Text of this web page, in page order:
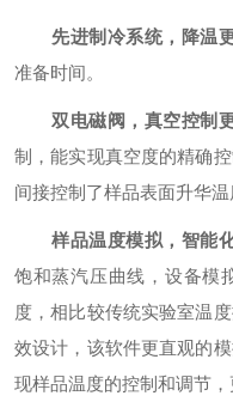
先进制冷系统，降温
准备时间。
双电磁阀，真空控制
制，能实现真空度的精确
间接控制了样品表面升华温
样品温度模拟，智能
饱和蒸汽压曲线，设备模
度，相比较传统实验室温
效设计，该软件更直观的
现样品温度的控制和调节，